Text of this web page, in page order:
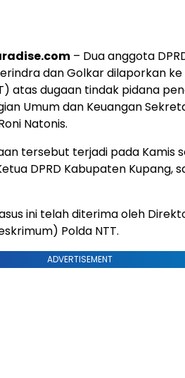
– Dua anggota
dan Golkar dilaporkan ke
atas dugaan tindak pidana
Umum dan Keuangan
Natonis.
tersebut terjadi pada Kamis
DPRD Kabupaten Kupang,
ini telah diterima oleh
Polda NTT.
ADVERTISEMENT